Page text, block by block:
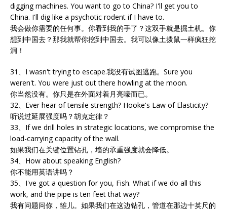
digging machines. You want to go to China? I'll get you to
China. I'll dig like a psychotic rodent if I have to.
我会做你需要的任何事。你看到我的手了？这双手就是掘土机。你
想到中国去？那我就帮你挖到中国去。我可以像土拨鼠一样疯狂挖
洞！
31、I wasn't trying to escape.我没有试图逃跑。Sure you
weren't. You were just out there howling at the moon.
你当然没有。你只是在外面对着月亮嚎而已。
32、Ever hear of tensile strength? Hooke's Law of Elasticity?
听说过延展强度吗？胡克定律？
33、If we drill holes in strategic locations, we compromise the
load-carrying capacity of the wall.
如果我们在关键位置钻孔，墙的承重强度就会降低。
34、How about speaking English?
你不能用英语讲吗？
35、I've got a question for you, Fish. What if we do all this
work, and the pipe is ten feet that way?
我有问题问你，雏儿。如果我们在这边钻孔，管道在那边十英尺的